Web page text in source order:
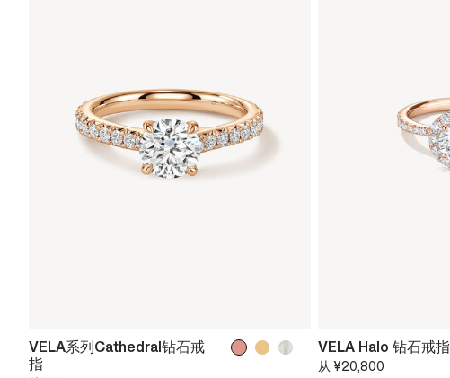
VELA系列Cathedral钻石戒
指
VELA Halo 钻石戒指
从 ¥20,800